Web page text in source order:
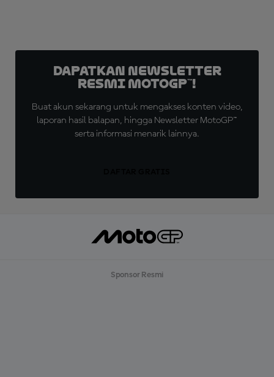
Dapatkan Newsletter
Resmi MotoGP™!
Buat akun sekarang untuk mengakses konten video,
laporan hasil balapan, hingga Newsletter MotoGP™
serta informasi menarik lainnya.
Sponsor Resmi